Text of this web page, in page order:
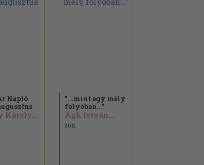
Napló
Károly...
"...mint egy mély
folyóban..."
Ágh István...
2012